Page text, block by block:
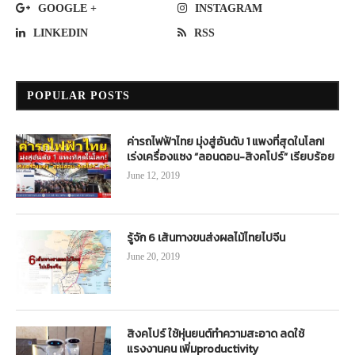
GOOGLE + INSTAGRAM
LINKEDIN RSS
POPULAR POSTS
ค่ารถไฟฟ้าไทย มุ่งสู่อันดับ 1 แพงที่สุดในโลก!
เร่งเครื่องแซง “ลอนดอน-สิงคโปร์” เรียบร้อย
June 12, 2019
รู้จัก 6 เส้นทางขนส่งผลไม้ไทยไปจีน
June 20, 2019
สิงคโปร์ ใช้หุ่นยนต์ทำความสะอาด ลดใช้
แรงงานคน เพิ่มproductivity